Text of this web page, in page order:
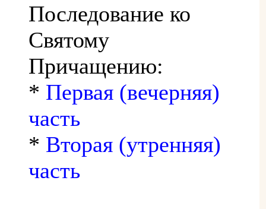
Последование ко
Святому
Причащению:
* Первая (вечерняя)
часть
* Вторая (утренняя)
часть